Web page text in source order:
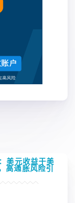
美元收益于美
高通胀风险引